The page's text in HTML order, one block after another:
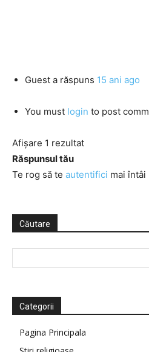
Guest a răspuns 15 ani ago
You must login to post
Afișare 1 rezultat
Răspunsul tău
Te rog să te autentifici mai
Căutare
Categorii
Pagina Principala